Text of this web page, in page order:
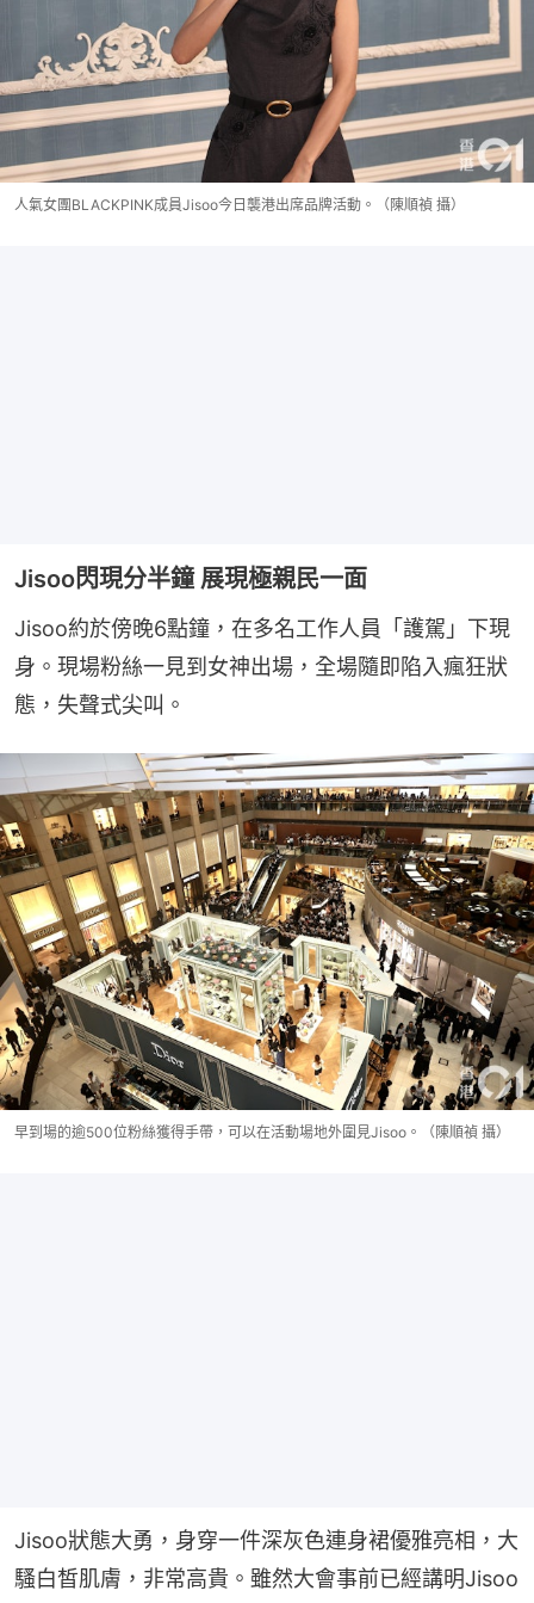
人氣女團BLACKPINK成員Jisoo今日襲港出席品牌活動。（陳順禎 攝）
Jisoo閃現分半鐘 展現極親民一面
Jisoo約於傍晚6點鐘，在多名工作人員「護駕」下現
身。現場粉絲一見到女神出場，全場隨即陷入瘋狂狀
態，失聲式尖叫。
早到場的逾500位粉絲獲得手帶，可以在活動場地外圍見Jisoo。（陳順禎 攝）
Jisoo狀態大勇，身穿一件深灰色連身裙優雅亮相，大
騷白皙肌膚，非常高貴。雖然大會事前已經講明Jisoo